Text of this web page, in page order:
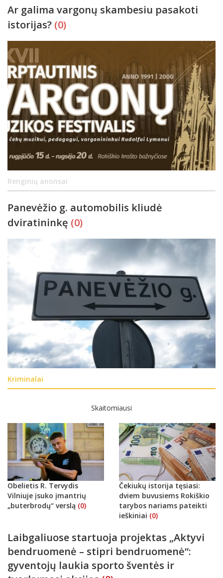
Ar galima vargonų skambesiu pasakoti
istorijas? (0)
Renginių anonsai
Panevėžio g. automobilis kliudė
dviratininkę (0)
Kriminalai
Skaitomiausi
Obelietis R. Tervydis
Vilniuje įsuko įmantrių
„buterbrodų“ verslą (0)
Čekiukų istorija tęsiasi:
dviem buvusiems Rokiškio
tarybos nariams pateikti
ieškiniai (0)
Laibgaliuose startuoja projektas „Aktyvi
bendruomenė – stipri bendruomenė“:
gyventojų laukia sporto šventės ir